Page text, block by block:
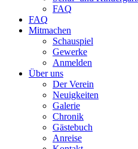
FAQ
FAQ
Mitmachen
Schauspiel
Gewerke
Anmelden
Über uns
Der Verein
Neuigkeiten
Galerie
Chronik
Gästebuch
Anreise